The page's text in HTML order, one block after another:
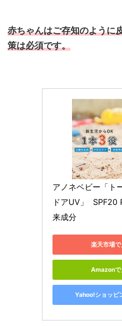
赤ちゃんはご存知のように
策は必須です。
アノネベビー「ト
ドアUV」  SPF20
来成分
楽天市場で
Amazonで
Yahoo!ショッピ